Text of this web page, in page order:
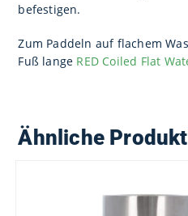
befestigen.
Zum Paddeln auf flachem
Fuß lange RED Coiled Flat
Ähnliche